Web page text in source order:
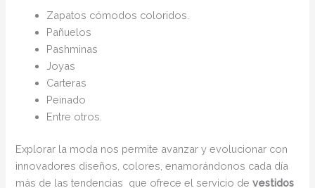
Zapatos cómodos coloridos.
Pañuelos
Pashminas
Joyas
Carteras
Peinado
Entre otros.
Explorar la moda nos permite avanzar y evolucionar con
innovadores diseños, colores, enamorándonos cada día
más de las tendencias que ofrece el servicio devestidos